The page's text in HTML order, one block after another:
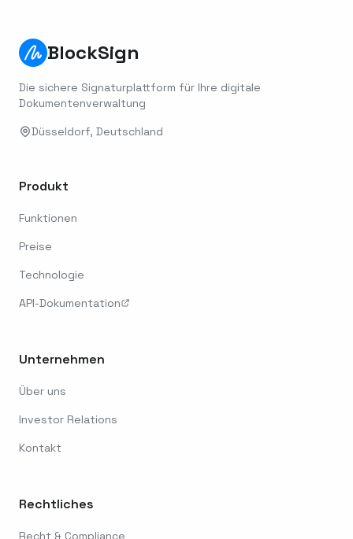
BlockSign
Die sichere Signaturplattform für Ihre digitale
Dokumentenverwaltung
Düsseldorf, Deutschland
Produkt
Funktionen
Preise
Technologie
API-Dokumentation
Unternehmen
Über uns
Investor Relations
Kontakt
Rechtliches
Recht & Compliance